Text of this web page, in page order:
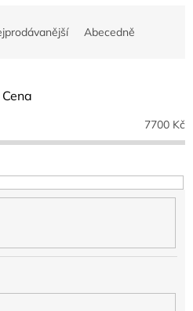
Abecedně
Cena
7700 Kč